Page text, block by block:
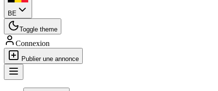
BE
Toggle theme
Connexion
Publier une annonce